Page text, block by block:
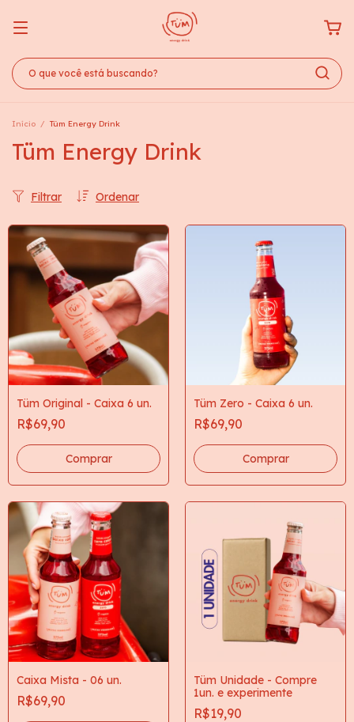
Início / Tüm Energy Drink
Tüm Energy Drink
Ordenar
Filtrar
Tüm Original - Caixa 6 un.
R$69,90
Tüm Zero - Caixa 6 un.
R$69,90
Caixa Mista - 06 un.
R$69,90
Tüm Unidade - Compre
1un. e experimente
R$19,90